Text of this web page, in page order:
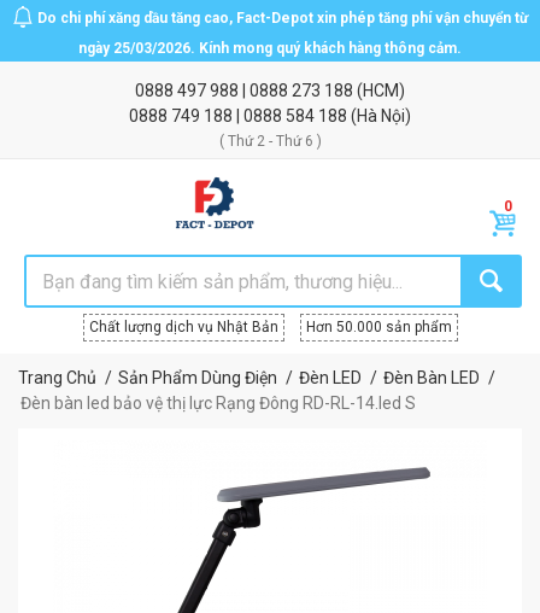
Do chi phí xăng dầu tăng cao, Fact-Depot xin phép tăng phí vận chuyển từ
ngày 25/03/2026. Kính mong quý khách hàng thông cảm.
0888 497 988 0888 273 188 (HCM)
0888 749 188
0888 584 188 (Hà Nội)
( Thứ 2 - Thứ 6 )
Chất lượng dịch vụ Nhật Bản Hơn 50.000 sản phẩm
Trang Chủ Sản Phẩm Dùng Điện Đèn LED
Đèn Bàn LED
Đèn bàn led bảo vệ thị lực Rạng Đông RD-RL-14.led S